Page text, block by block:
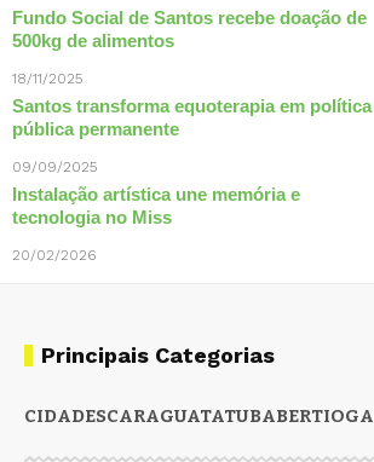
Fundo Social de Santos recebe doação de
500kg de alimentos
18/11/2025
Santos transforma equoterapia em política
pública permanente
09/09/2025
Instalação artística une memória e
tecnologia no Miss
20/02/2026
Principais Categorias
CIDADESCARAGUATATUBABERTIOGA